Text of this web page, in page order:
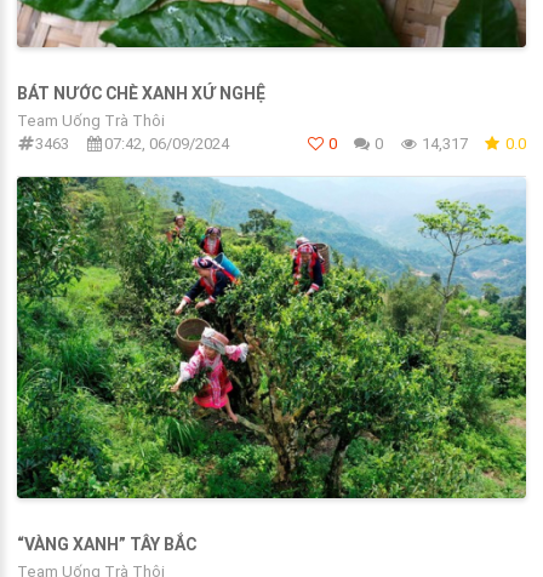
BÁT NƯỚC CHÈ XANH XỨ NGHỆ
Team Uống Trà Thôi
3463
07:42, 06/09/2024 0 0 14,317 0.0
“VÀNG XANH” TÂY BẮC
Team Uống Trà Thôi